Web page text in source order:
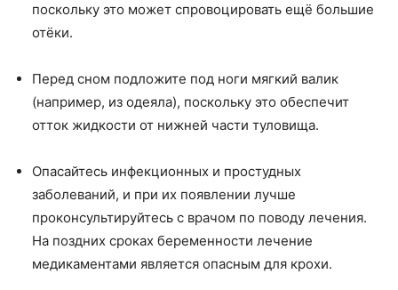
поскольку это может спровоцировать ещё большие
отёки.
Перед сном подложите под ноги мягкий валик
(например, из одеяла), поскольку это обеспечит
отток жидкости от нижней части туловища.
Опасайтесь инфекционных и простудных
заболеваний, и при их появлении лучше
проконсультируйтесь с врачом по поводу лечения.
На поздних сроках беременности лечение
медикаментами является опасным для крохи.